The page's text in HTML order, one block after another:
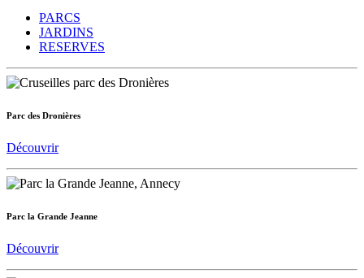
PARCS
JARDINS
RESERVES
Parc des Dronières
Découvrir
Parc la Grande Jeanne
Découvrir